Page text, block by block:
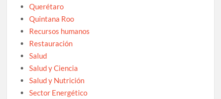
Querétaro
Quintana Roo
Recursos humanos
Restauración
Salud
Salud y Ciencia
Salud y Nutrición
Sector Energético